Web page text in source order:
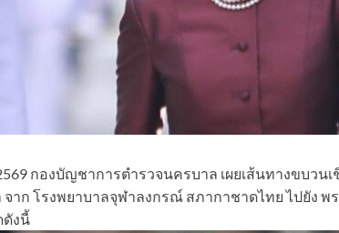
กองบัญชาการตำรวจนครบาล เผยเส้นทางขบวน
าก โรงพยาบาลจุฬาลงกรณ์ สภากาชาดไทย ไปยัง
ดังนี้